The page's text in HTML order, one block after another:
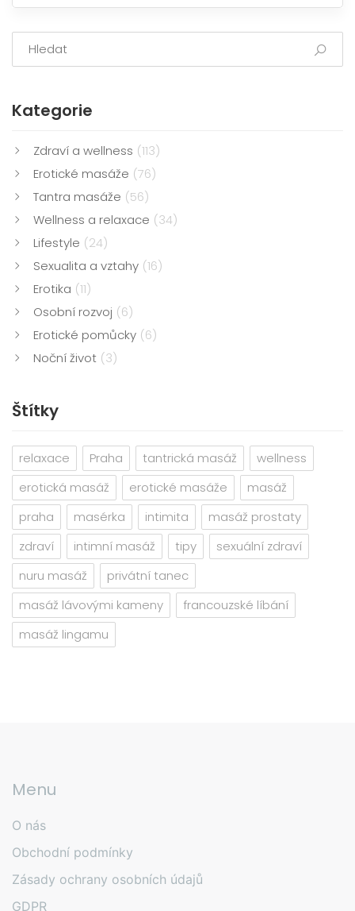
Kategorie
Zdraví a wellness (113)
Erotické masáže (76)
Tantra masáže (56)
Wellness a relaxace (34)
Lifestyle (24)
Sexualita a vztahy (16)
Erotika (11)
Osobní rozvoj (6)
Erotické pomůcky (6)
Noční život (3)
Štítky
relaxace Praha tantrická masáž
wellness
erotická masáž
erotické masáže
masáž
praha
masérka intimita
masáž prostaty
zdraví
intimní masáž tipy
sexuální zdraví
nuru masáž
privátní tanec
masáž lávovými kameny
francouzské líbání
masáž lingamu
Menu
O nás
Obchodní podmínky
Zásady ochrany osobních údajů
GDPR